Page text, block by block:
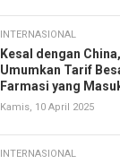
INTERNASIONAL
Kesal dengan
Umumkan Tarif
Farmasi yang
Kamis, 10 April 2025
INTERNASIONAL